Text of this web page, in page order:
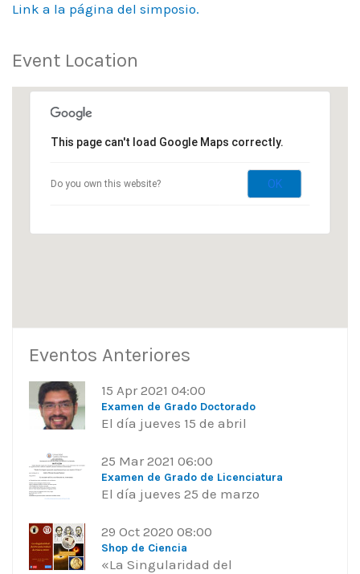
Link a la página del simposio.
Event Location
This page can't load Google Maps correctly.
Do you own this website? OK
Eventos Anteriores
15 Apr 2021 04:00
Examen de Grado Doctorado
El día jueves 15 de abril
25 Mar 2021 06:00
Examen de Grado de Licenciatura
El día jueves 25 de marzo
29 Oct 2020 08:00
Shop de Ciencia
«La Singularidad del